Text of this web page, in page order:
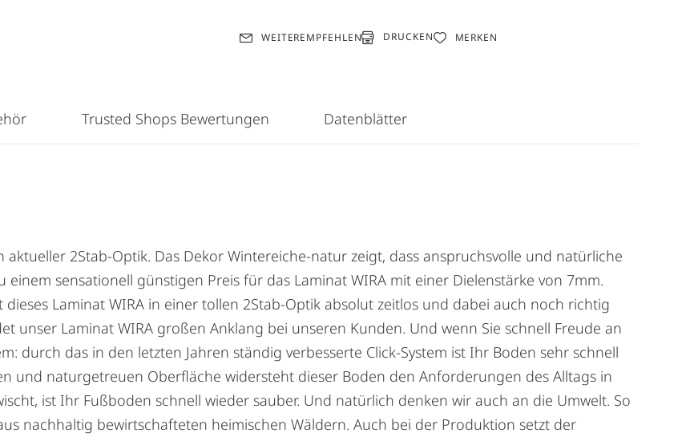
WEITEREMPFEHLEN DRUCKEN MERKEN
2Stab-Optik. Das Dekor Wintereiche-natur zeigt, dass anspruchsvolle und natürliche
sensationell günstigen Preis für das Laminat WIRA mit einer Dielenstärke von 7mm.
Laminat WIRA in einer tollen 2Stab-Optik absolut zeitlos und dabei auch noch richtig
unser Laminat WIRA großen Anklang bei unseren Kunden. Und wenn Sie schnell Freude an
durch das in den letzten Jahren ständig verbesserte Click-System ist Ihr Boden sehr schnell
und naturgetreuen Oberfläche widersteht dieser Boden den Anforderungen des Alltags in
ist Ihr Fußboden schnell wieder sauber. Und natürlich denken wir auch an die Umwelt. So
nachhaltig bewirtschafteten heimischen Wäldern. Auch bei der Produktion setzt der
Trusted Shops Bewertungen Datenblätter